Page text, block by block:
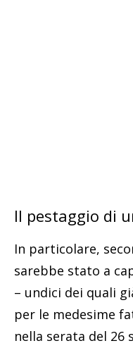
Il pestaggio di
In particolare,
sarebbe stato a
– undici dei quali
per le medesime
nella serata del